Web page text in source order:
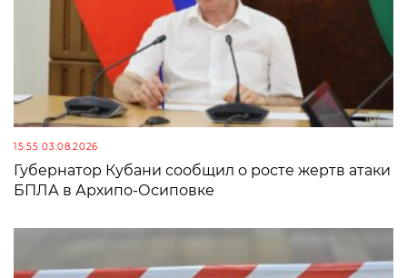
15:55 03.08.2026
Губернатор Кубани сообщил о росте жертв атаки
БПЛА в Архипо-Осиповке